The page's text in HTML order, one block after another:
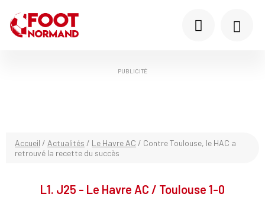
PUBLICITÉ
Accueil / Actualités / Le Havre AC / Contre Toulouse, le HAC a
retrouvé la recette du succès
L1. J25 - Le Havre AC / Toulouse 1-0